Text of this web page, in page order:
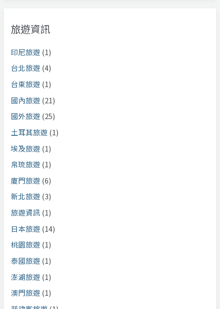
旅遊資訊
印尼旅遊 (1)
台北旅遊 (4)
台東旅遊 (1)
國內旅遊 (21)
國外旅遊 (25)
土耳其旅遊 (1)
埃及旅遊 (1)
帛琉旅遊 (1)
廈門旅遊 (6)
新北旅遊 (3)
旅遊資訊 (1)
日本旅遊 (14)
桃園旅遊 (1)
泰國旅遊 (1)
澎湖旅遊 (1)
澳門旅遊 (1)